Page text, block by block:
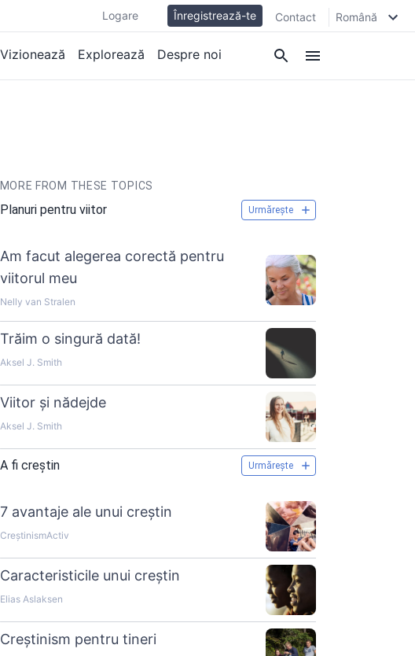
Logare Înregistrează-te Contact Română
Vizionează Explorează Despre noi
MORE FROM THESE TOPICS
Planuri pentru viitor Urmărește
Am facut alegerea corectă pentru
viitorul meu
Nelly van Stralen
Trăim o singură dată!
Aksel J. Smith
Viitor și nădejde
Aksel J. Smith
A fi creștin Urmărește
7 avantaje ale unui creștin
CreștinismActiv
Caracteristicile unui creștin
Elias Aslaksen
Creștinism pentru tineri